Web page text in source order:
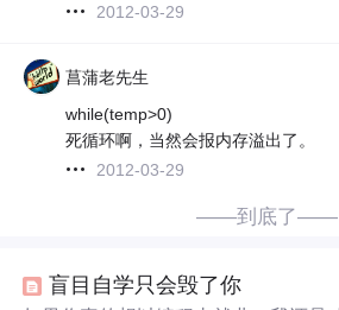
2012-03-29
菖蒲老先生
while(temp>0)
死循环啊，当然会报内存溢出了。
2012-03-29
——到底了——
盲目自学只会毁了你